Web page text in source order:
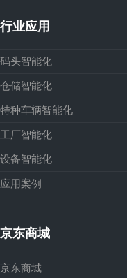
行业应用
码头智能化
仓储智能化
特种车辆智能化
工厂智能化
设备智能化
应用案例
京东商城
京东商城